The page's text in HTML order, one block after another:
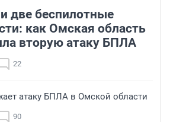
две беспилотные
как Омская область
вторую атаку БПЛА
22
атаку БПЛА в Омской области
90